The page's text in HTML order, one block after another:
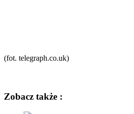
(fot. telegraph.co.uk)
Zobacz także :